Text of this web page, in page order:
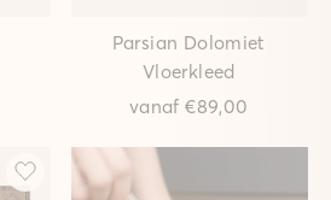
Parsian Dolomiet
Vloerkleed
vanaf€89,00